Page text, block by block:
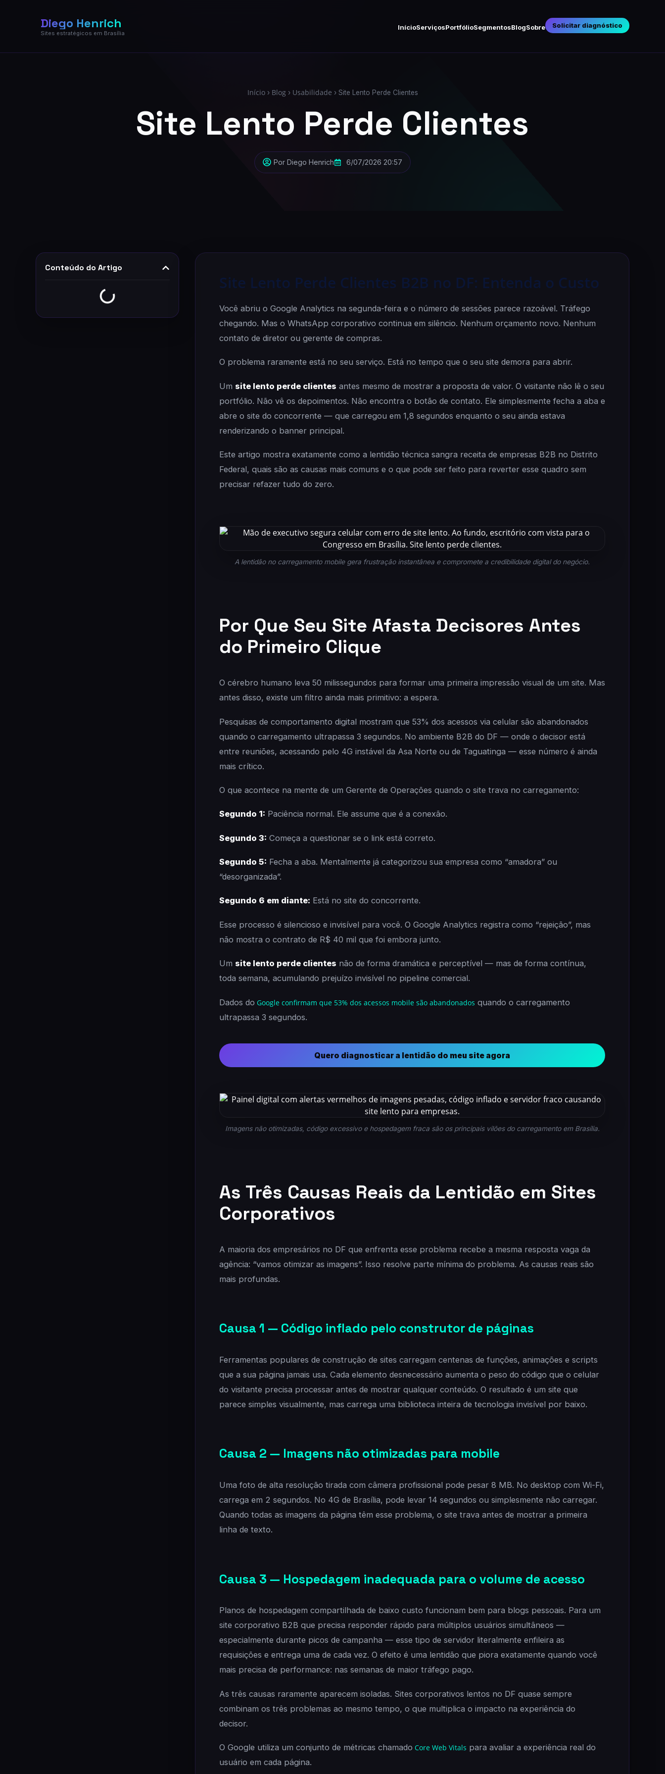
Diego Henrich
Sites estratégicos em Brasília
InícioServiçosPortfólioSegmentosBlogSobre Solicitar diagnóstico
Início› Blog› Usabilidade › Site Lento Perde Clientes
Site Lento Perde Clientes
PorDiego Henrich 6/07/2026 20:57
Conteúdo do Artigo
Site Lento Perde Clientes B2B no DF: Entenda o Custo
Você abriu o Google Analytics na segunda-feira e o número de sessões parece razoável. Tráfego
chegando. Mas o WhatsApp corporativo continua em silêncio. Nenhum orçamento novo. Nenhum
contato de diretor ou gerente de compras.
O problema raramente está no seu serviço. Está no tempo que o seu site demora para abrir.
Um site lento perde clientes antes mesmo de mostrar a proposta de valor. O visitante não lê o seu
portfólio. Não vê os depoimentos. Não encontra o botão de contato. Ele simplesmente fecha a aba e
abre o site do concorrente — que carregou em 1,8 segundos enquanto o seu ainda estava
renderizando o banner principal.
Este artigo mostra exatamente como a lentidão técnica sangra receita de empresas B2B no Distrito
Federal, quais são as causas mais comuns e o que pode ser feito para reverter esse quadro sem
precisar refazer tudo do zero.
A lentidão no carregamento mobile gera frustração instantânea e compromete a credibilidade digital do negócio.
Por Que Seu Site Afasta Decisores Antes
do Primeiro Clique
O cérebro humano leva 50 milissegundos para formar uma primeira impressão visual de um site. Mas
antes disso, existe um filtro ainda mais primitivo: a espera.
Pesquisas de comportamento digital mostram que 53% dos acessos via celular são abandonados
quando o carregamento ultrapassa 3 segundos. No ambiente B2B do DF — onde o decisor está
entre reuniões, acessando pelo 4G instável da Asa Norte ou de Taguatinga — esse número é ainda
mais crítico.
O que acontece na mente de um Gerente de Operações quando o site trava no carregamento:
Segundo 1: Paciência normal. Ele assume que é a conexão.
Segundo 3: Começa a questionar se o link está correto.
Segundo 5: Fecha a aba. Mentalmente já categorizou sua empresa como “amadora” ou
“desorganizada”.
Segundo 6 em diante: Está no site do concorrente.
Esse processo é silencioso e invisível para você. O Google Analytics registra como “rejeição”, mas
não mostra o contrato de R$ 40 mil que foi embora junto.
Um site lento perde clientes não de forma dramática e perceptível — mas de forma contínua,
toda semana, acumulando prejuízo invisível no pipeline comercial.
Dados do Google confirmam que 53% dos acessos mobile são abandonados quando o carregamento
ultrapassa 3 segundos.
Quero diagnosticar a lentidão do meu site agora
Imagens não otimizadas, código excessivo e hospedagem fraca são os principais vilões do carregamento em Brasília.
As Três Causas Reais da Lentidão em Sites
Corporativos
A maioria dos empresários no DF que enfrenta esse problema recebe a mesma resposta vaga da
agência: “vamos otimizar as imagens”. Isso resolve parte mínima do problema. As causas reais são
mais profundas.
Causa 1 — Código inflado pelo construtor de páginas
Ferramentas populares de construção de sites carregam centenas de funções, animações e scripts
que a sua página jamais usa. Cada elemento desnecessário aumenta o peso do código que o celular
do visitante precisa processar antes de mostrar qualquer conteúdo. O resultado é um site que
parece simples visualmente, mas carrega uma biblioteca inteira de tecnologia invisível por baixo.
Causa 2 — Imagens não otimizadas para mobile
Uma foto de alta resolução tirada com câmera profissional pode pesar 8 MB. No desktop com Wi-Fi,
carrega em 2 segundos. No 4G de Brasília, pode levar 14 segundos ou simplesmente não carregar.
Quando todas as imagens da página têm esse problema, o site trava antes de mostrar a primeira
linha de texto.
Causa 3 — Hospedagem inadequada para o volume de acesso
Planos de hospedagem compartilhada de baixo custo funcionam bem para blogs pessoais. Para um
site corporativo B2B que precisa responder rápido para múltiplos usuários simultâneos —
especialmente durante picos de campanha — esse tipo de servidor literalmente enfileira as
requisições e entrega uma de cada vez. O efeito é uma lentidão que piora exatamente quando você
mais precisa de performance: nas semanas de maior tráfego pago.
As três causas raramente aparecem isoladas. Sites corporativos lentos no DF quase sempre
combinam os três problemas ao mesmo tempo, o que multiplica o impacto na experiência do
decisor.
O Google utiliza um conjunto de métricas chamado Core Web Vitals para avaliar a experiência real do
usuário em cada página.